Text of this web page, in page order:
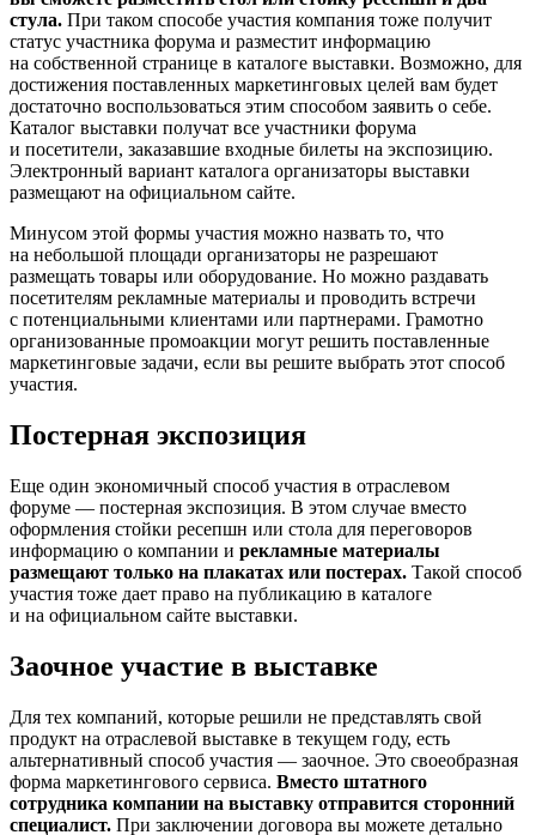
стула. При таком способе участия компания тоже получит
статус участника форума и разместит информацию
на собственной странице в каталоге выставки. Возможно, для
достижения поставленных маркетинговых целей вам будет
достаточно воспользоваться этим способом заявить о себе.
Каталог выставки получат все участники форума
и посетители, заказавшие входные билеты на экспозицию.
Электронный вариант каталога организаторы выставки
размещают на официальном сайте.
Минусом этой формы участия можно назвать то, что
на небольшой площади организаторы не разрешают
размещать товары или оборудование. Но можно раздавать
посетителям рекламные материалы и проводить встречи
с потенциальными клиентами или партнерами. Грамотно
организованные промоакции могут решить поставленные
маркетинговые задачи, если вы решите выбрать этот способ
участия.
Постерная экспозиция
Еще один экономичный способ участия в отраслевом
форуме — постерная экспозиция. В этом случае вместо
оформления стойки ресепшн или стола для переговоров
информацию о компании и рекламные материалы
размещают только на плакатах или постерах. Такой способ
участия тоже дает право на публикацию в каталоге
и на официальном сайте выставки.
Заочное участие в выставке
Для тех компаний, которые решили не представлять свой
продукт на отраслевой выставке в текущем году, есть
альтернативный способ участия — заочное. Это своеобразная
форма маркетингового сервиса. Вместо штатного
сотрудника компании на выставку отправится сторонний
специалист. При заключении договора вы можете детально